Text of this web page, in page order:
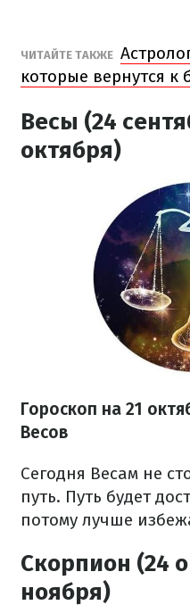
ЧИТАЙТЕ ТАКЖЕ
которые вернутся
Весы (24
октября)
Гороскоп на 21
Весов
Сегодня Весам не
путь. Путь будет
потому лучше
Скорпион (24
ноября)